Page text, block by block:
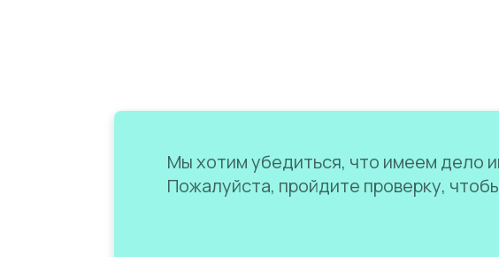
Мы хотим убедиться, что имеем дело
Пожалуйста, пройдите проверку,